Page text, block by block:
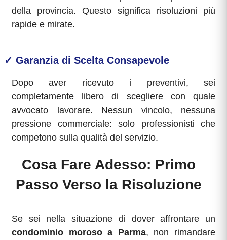
della provincia. Questo significa risoluzioni più
rapide e mirate.
✓ Garanzia di Scelta Consapevole
Dopo aver ricevuto i preventivi, sei
completamente libero di scegliere con quale
avvocato lavorare. Nessun vincolo, nessuna
pressione commerciale: solo professionisti che
competono sulla qualità del servizio.
Cosa Fare Adesso: Primo
Passo Verso la Risoluzione
Se sei nella situazione di dover affrontare un
condominio moroso a Parma, non rimandare